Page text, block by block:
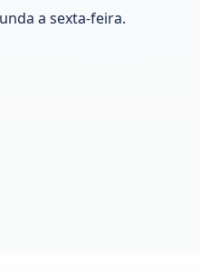
a sexta-feira.